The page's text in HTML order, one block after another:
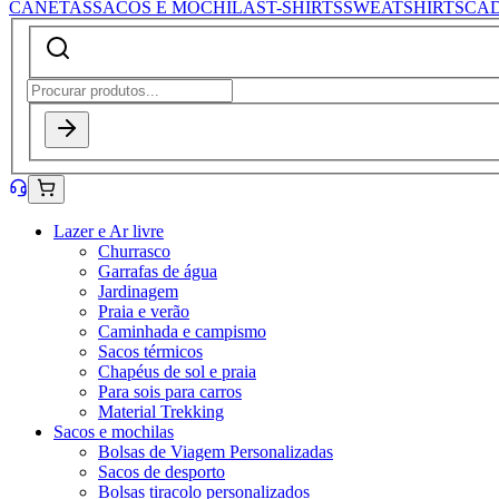
CANETASSACOS E MOCHILAST-SHIRTSSWEATSHIRTS
Lazer e Ar livre
Churrasco
Garrafas de água
Jardinagem
Praia e verão
Caminhada e campismo
Sacos térmicos
Chapéus de sol e praia
Para sois para carros
Material Trekking
Sacos e mochilas
Bolsas de Viagem Personalizadas
Sacos de desporto
Bolsas tiracolo personalizados